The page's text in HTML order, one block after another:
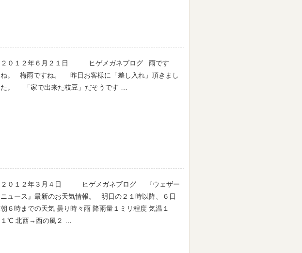
２０１２年６月２１日 ヒゲメガネブログ 雨です
ね。 梅雨ですね。 昨日お客様に「差し入れ」頂きまし
た。 「家で出来た枝豆」だそうです …
２０１２年３月４日 ヒゲメガネブログ 『ウェザー
ニュース』最新のお天気情報。 明日の２１時以降、６日
朝６時までの天気 曇り時々雨 降雨量１ミリ程度 気温１
１℃ 北西→西の風２ …